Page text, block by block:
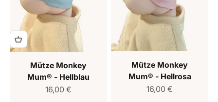
Mütze Monkey
Mum® - Hellblau
Verkaufspreis
16,00 €
Mütze Monkey
Mum® - Hellrosa
Verkaufspreis
16,00 €